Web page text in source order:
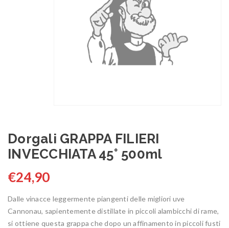
Dorgali GRAPPA FILIERI
INVECCHIATA 45° 500ml
€24,90
Dalle vinacce leggermente piangenti delle migliori uve
Cannonau, sapientemente distillate in piccoli alambicchi di rame,
si ottiene questa grappa che dopo un affinamento in piccoli fusti